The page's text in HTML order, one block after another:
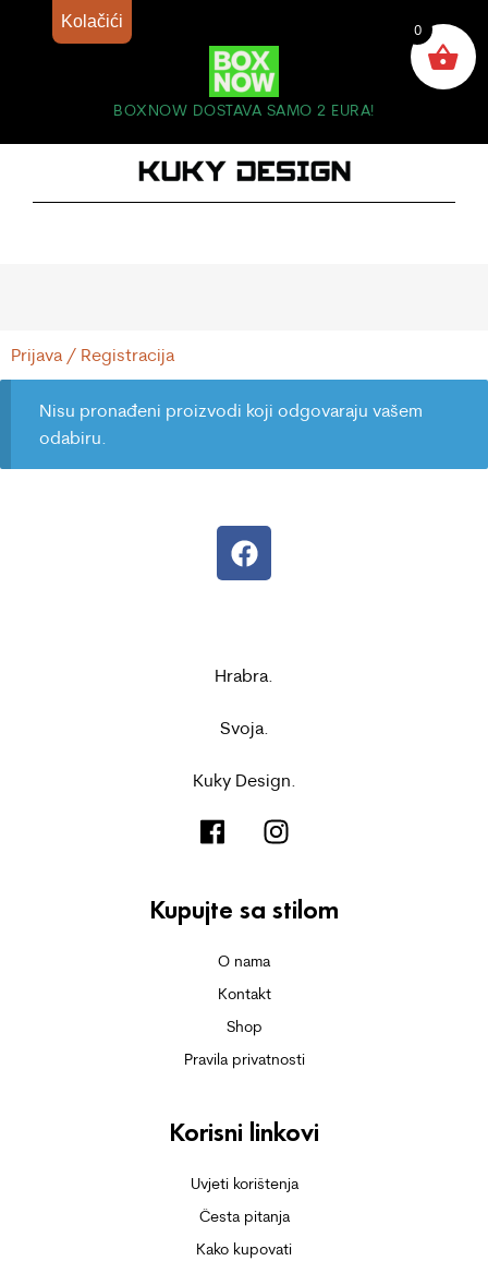
BOXNOW DOSTAVA SAMO 2 EURA!
Prijava / Registracija
Nisu pronađeni proizvodi koji odgovaraju vašem
odabiru.
Hrabra.
Svoja.
Kuky Design.
Kupujte sa stilom
O nama
Kontakt
Shop
Pravila privatnosti
Korisni linkovi
Uvjeti korištenja
Česta pitanja
Kako kupovati
0
Kolačići